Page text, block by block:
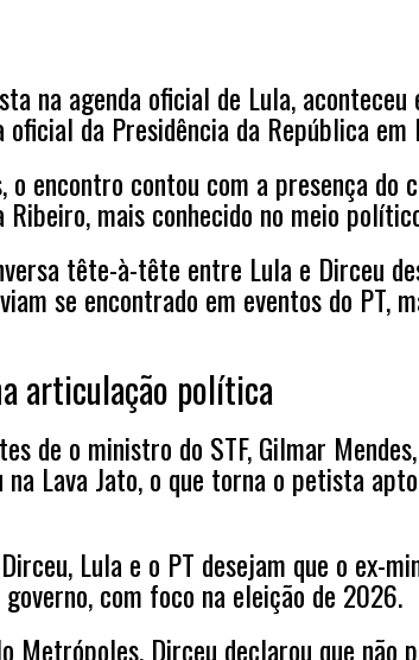
na agenda oficial de Lula,
oficial da Presidência da República
o encontro contou com a presença do
mais conhecido no meio
tête-à-tête entre Lula e Dirceu
se encontrado em eventos do PT,
articulação política
de o ministro do STF, Gilmar
na Lava Jato, o que torna o petista
Lula e o PT desejam que o ex-
com foco na eleição de 2026.
Metrópoles, Dirceu declarou que não